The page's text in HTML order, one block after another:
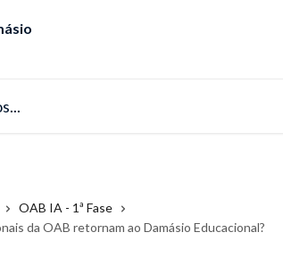
OAB IA - 1ª Fase
da OAB retornam ao Damásio Educacional?